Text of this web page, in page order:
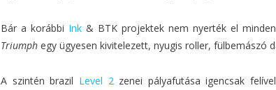
Bár a korábbi Ink & BTK projektek nem nyerték el
Triumph egy ügyesen kivitelezett, nyugis roller, fülbemászó
A szintén brazil Level 2zenei pályafutása igencsak